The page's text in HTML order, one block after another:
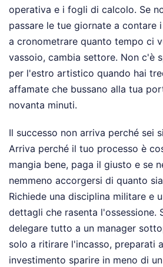
operativa e i fogli di calcolo. Se
passare le tue giornate a contare
a cronometrare quanto tempo ci
vassoio, cambia settore. Non c'è
per l'estro artistico quando hai
affamate che bussano alla tua
novanta minuti.
Il successo non arriva perché sei
Arriva perché il tuo processo è
mangia bene, paga il giusto e se
nemmeno accorgersi di quanto
Richiede una disciplina militare e
dettagli che rasenta l'ossessione.
delegare tutto a un manager
solo a ritirare l'incasso, preparati
investimento sparire in meno di